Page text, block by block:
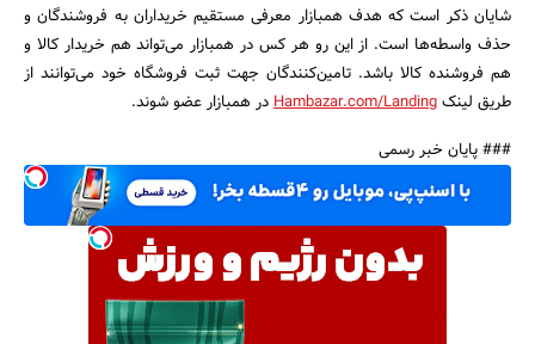
شایان ذکر است که هدف همبازار معرفی مستقیم خریداران به فروشندگان و
حذف واسطه‌ها است. از این رو هر کس در همبازار می‌تواند هم خریدار کالا و
هم فروشنده کالا باشد. تامین‌کنندگان جهت ثبت فروشگاه خود می‌توانند از
طریق لینکHambazar.com/Landingدر همبازار عضو شوند.
### پایان خبر رسمی